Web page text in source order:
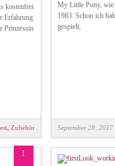
kostenfrei
Erfahrung
Prinzessin
Zubehör
My Little Pony, wie
1983. Schon ich
gespielt,
September 28, 2017
1